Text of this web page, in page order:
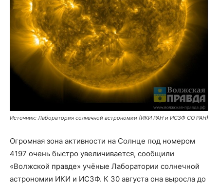
Источник: Лаборатория солнечной астрономии (ИКИ РАН и ИСЗФ СО РАН)
Огромная зона активности на Солнце под номером
4197 очень быстро увеличивается, сообщили
«Волжской правде» учёные Лаборатории солнечной
астрономии ИКИ и ИСЗФ. К 30 августа она выросла до